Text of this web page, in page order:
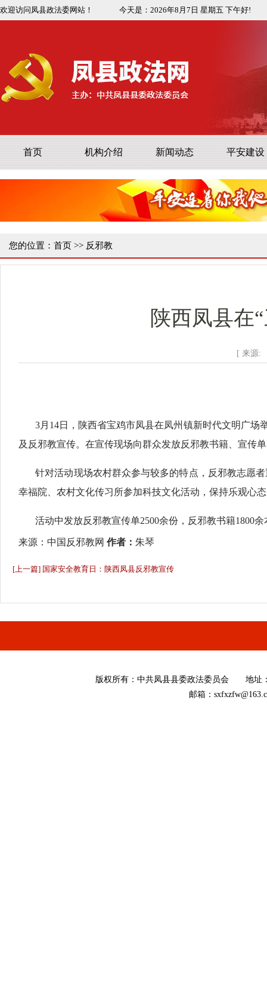
欢迎访问凤县政法委网站！ 今天是： 2026年8月7日 星期五 下午好!
首页 机构介绍 新闻动态 平安建设
您的位置： 首页 >> 反邪教
陕西凤县在
[ 来源:
3月14日，陕西省宝鸡市凤县在凤州镇新时代文明广场
及反邪教宣传。在宣传现场向群众发放反邪教书籍、宣传
针对活动现场农村群众参与较多的特点，反邪教志愿
幸福院、农村文化传习所参加科技文化活动，保持乐观心
活动中发放反邪教宣传单2500余份，反邪教书籍1800
来源： 中国反邪教网 作者： 朱琴
[上一篇] 国家安全教育日：陕西凤县反邪教宣传
版权所有： 中共凤县县委政法委员会 地址
邮箱：